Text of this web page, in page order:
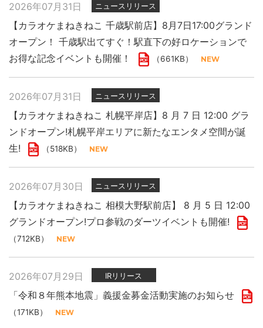
2026年07月31日 ニュースリリース
【カラオケまねきねこ 千歳駅前店】8月7日17:00グランド
オープン！ 千歳駅出てすぐ！駅直下の好ロケーションで
お得な記念イベントも開催！
（661KB）
2026年07月31日 ニュースリリース
【カラオケまねきねこ 札幌平岸店】8 月 7 日 12:00 グラ
ンドオープン!札幌平岸エリアに新たなエンタメ空間が誕
生!
（518KB）
2026年07月30日 ニュースリリース
【カラオケまねきねこ 相模大野駅前店】 8 月 5 日 12:00
グランドオープン!プロ参戦のダーツイベントも開催!
（712KB）
2026年07月29日 IRリリース
「令和８年熊本地震」義援金募金活動実施のお知らせ
（171KB）